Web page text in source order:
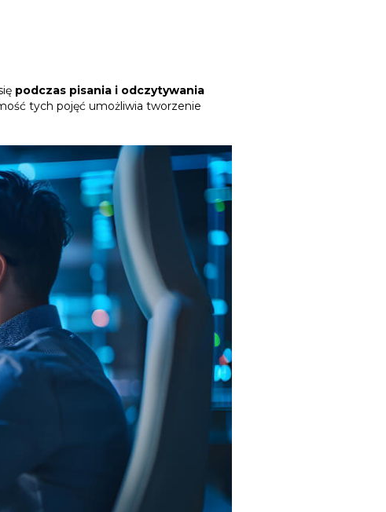
podczas pisania i odczytywania
tych pojęć umożliwia tworzenie